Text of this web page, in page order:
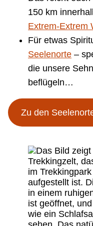
150 km
Extrem-Extrem
Für etwas
Seelenorte –
die unsere
beflügeln…
Zu den